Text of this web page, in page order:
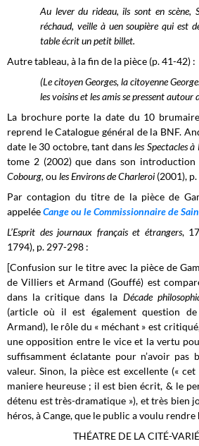
Au lever du rideau, ils sont en scène,
réchaud, veille à uen soupière qui est
table écrit un petit billet.
Autre tableau, à la fin de la pièce (p. 41-42) :
(Le citoyen Georges, la citoyenne
les voisins et les amis se pressent autour
La brochure porte la date du 10
reprend le Catalogue général de la BNF.
date le 30 octobre, tant dansles Spectacles
tome 2 (2002) que dans son introduction
Cobourg, ou les Environs de Charleroi (2001),
Par contagion du titre de la pièce de
appeléeCange ou le Commissionnaire de
L’Esprit des journaux français et étrangers,
1794), p. 297-298 :
[Confusion sur le titre avec la pièce de
de Villiers et Armand (Gouffé) est
dans la critique dans la Décade
(article où il est également question
Armand), le rôle du « méchant » est
une opposition entre le vice et la vertu
suffisamment éclatante pour n’avoir pas
valeur. Sinon, la pièce est excellente («
maniere heureuse ; il est bien écrit, & le
détenu est très-dramatique »), et très bien
héros, à Cange, que le public a voulu rendre
THÉATRE DE LA CITÉ-